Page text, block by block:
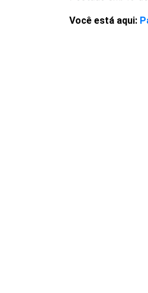
Você está aqui: